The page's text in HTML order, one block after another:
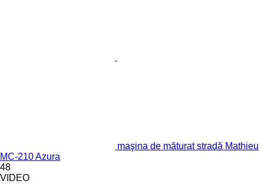
maşina de măturat stradă Mathieu
MC-210 Azura
48
VIDEO